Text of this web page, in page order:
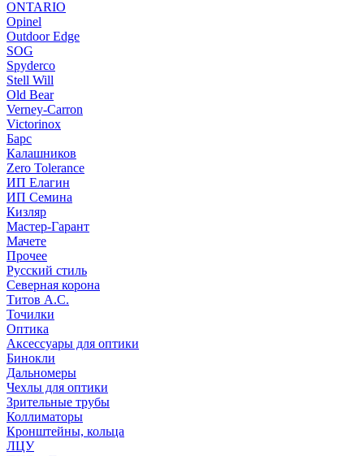
ONTARIO
Opinel
Outdoor Edge
SOG
Spyderco
Stell Will
Old Bear
Verney-Carron
Victorinox
Барс
Калашников
Zero Tolerance
ИП Елагин
ИП Семина
Кизляр
Мастер-Гарант
Мачете
Прочее
Русский стиль
Северная корона
Титов А.С.
Точилки
Оптика
Аксессуары для оптики
Бинокли
Дальномеры
Чехлы для оптики
Зрительные трубы
Коллиматоры
Кронштейны, кольца
ЛЦУ